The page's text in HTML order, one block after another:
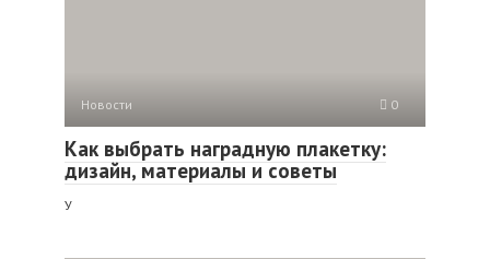
Новости 0
Как выбрать наградную плакетку:
дизайн, материалы и советы
У